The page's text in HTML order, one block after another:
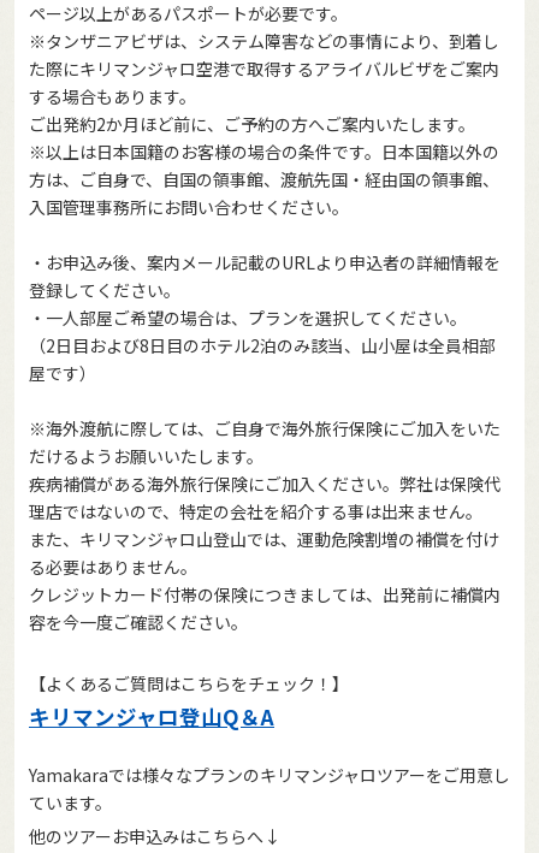
ページ以上があるパスポートが必要です。
※タンザニアビザは、システム障害などの事情により、到着し
た際にキリマンジャロ空港で取得するアライバルビザをご案内
する場合もあります。
ご出発約2か月ほど前に、ご予約の方へご案内いたします。
※以上は日本国籍のお客様の場合の条件です。日本国籍以外の
方は、ご自身で、自国の領事館、渡航先国・経由国の領事館、
入国管理事務所にお問い合わせください。
・お申込み後、案内メール記載のURLより申込者の詳細情報を
登録してください。
・一人部屋ご希望の場合は、プランを選択してください。
（2日目および8日目のホテル2泊のみ該当、山小屋は全員相部
屋です）
※海外渡航に際しては、ご自身で海外旅行保険にご加入をいた
だけるようお願いいたします。
疾病補償がある海外旅行保険にご加入ください。弊社は保険代
理店ではないので、特定の会社を紹介する事は出来ません。
また、キリマンジャロ山登山では、運動危険割増の補償を付け
る必要はありません。
クレジットカード付帯の保険につきましては、出発前に補償内
容を今一度ご確認ください。
【よくあるご質問はこちらをチェック！】
キリマンジャロ登山Q＆A
Yamakaraでは様々なプランのキリマンジャロツアーをご用意し
ています。
他のツアーお申込みはこちらへ↓